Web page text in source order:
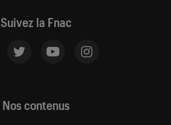
Suivez la Fnac
Nos contenus